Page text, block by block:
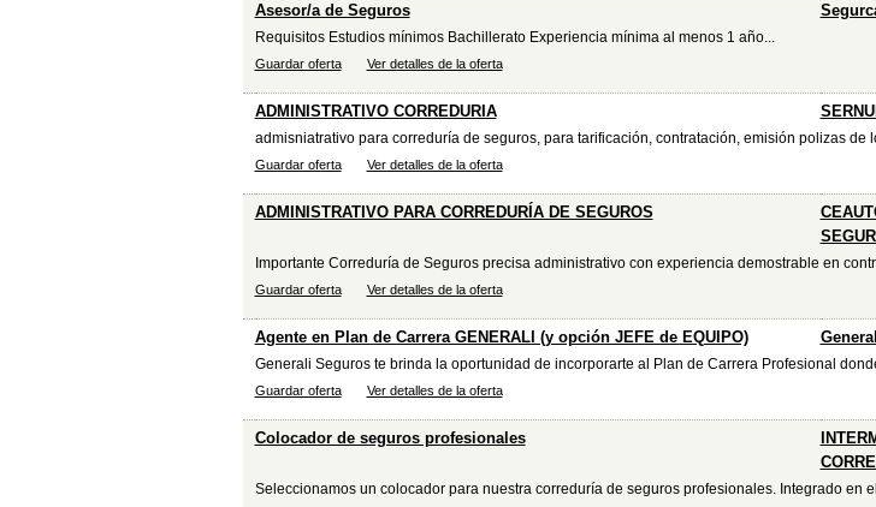
Asesor/a de Seguros
Requisitos Estudios mínimos Bachillerato Experiencia mínima al menos 1 año...
Guardar oferta Ver detalles de la oferta
ADMINISTRATIVO CORREDURIA
admisniatrativo para correduría de seguros, para tarificación, contratación, emisión polizas de
Guardar oferta Ver detalles de la oferta
ADMINISTRATIVO PARA CORREDURÍA DE SEGUROS
Importante Correduría de Seguros precisa administrativo con experiencia demostrable en
Guardar oferta Ver detalles de la oferta
Agente en Plan de Carrera GENERALI (y opción JEFE de EQUIPO)
Generali Seguros te brinda la oportunidad de incorporarte al Plan de Carrera Profesional
Guardar oferta Ver detalles de la oferta
Colocador de seguros profesionales
Seleccionamos un colocador para nuestra correduría de seguros profesionales. Integrado en